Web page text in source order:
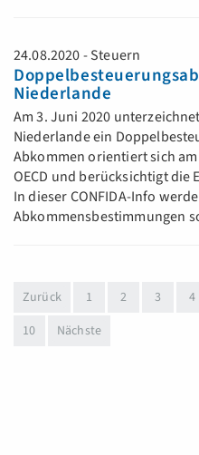
24.08.2020 - Steuern
Niederlande
Am 3. Juni 2020
Niederlande ein
Abkommen orientiert sich
OECD und berücksichtigt die
In dieser CONFIDA-Info
Abkommensbestimmungen
Zurück 1 2 3 4
10
Nächste